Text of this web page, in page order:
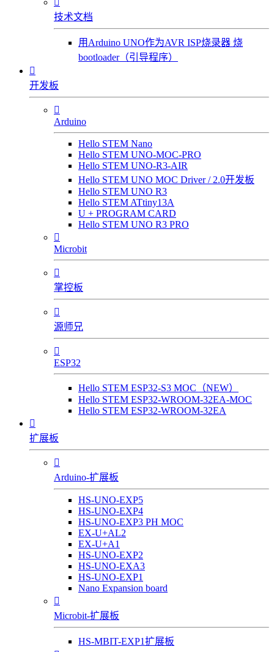

技术文档
用Arduino UNO作为AVR ISP烧录器 烧
bootloader（引导程序）

开发板

Arduino
Hello STEM Nano
Hello STEM UNO-MOC-PRO
Hello STEM UNO-R3-AIR
Hello STEM UNO MOC Driver / 2.0开发板
Hello STEM UNO R3
Hello STEM ATtiny13A
U + PROGRAM CARD
Hello STEM UNO R3 PRO

Microbit

掌控板

源师兄

ESP32
Hello STEM ESP32-S3 MOC（NEW）
Hello STEM ESP32-WROOM-32EA-MOC
Hello STEM ESP32-WROOM-32EA

扩展板

Arduino-扩展板
HS-UNO-EXP5
HS-UNO-EXP4
HS-UNO-EXP3 PH MOC
EX-U+AL2
EX-U+A1
HS-UNO-EXP2
HS-UNO-EXA3
HS-UNO-EXP1
Nano Expansion board

Microbit-扩展板
HS-MBIT-EXP1扩展板